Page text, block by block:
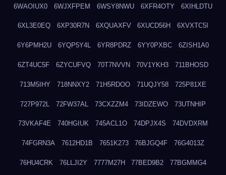
6WAOIUX0 6WJXFPEM 6WSY8NWU 6XFR4OTY 6XIHLDTU
6XL3E0EQ 6XP30R7N 6XQUAXFV 6XUCD56H 6XVXTC5I
6Y6PMH2U 6YQP5Y4L 6YR8PDRZ 6YY0PXBC 6ZISH1A0
6ZT4UC5F 6ZYCUFVQ 70T7NVVN 70V1YKH3 711BHOSD
713M5IHY 718NNXY2 71H5RDOO 71UQJY58 725P81XE
727P972L 72FW37AL 73CXZZM4 73IDZEWO 73UTNHIP
73VKAF4E 740HGIUK 745ACL1O 74DPJX4S 74DVDXRM
74FGRN3A 7612HD1B 7651K273 76BJGQ4F 76G4013Z
76HU4CRK 76LLJI2Y 7777M27H 77BED9B2 77BGMMG4